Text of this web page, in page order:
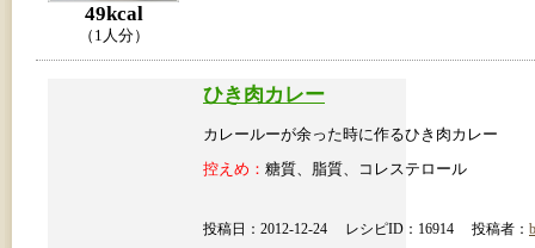
49kcal
（1人分）
ひき肉カレー
カレールーが余った時に作るひき肉カレー
控えめ： 糖質、脂質、コレステロール
投稿日：2012-12-24 レシピID：16914 投稿者：